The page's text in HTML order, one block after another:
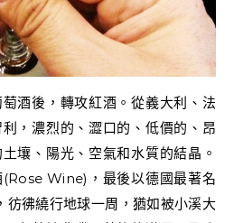
酒後，轉攻紅酒。從義大利、法
，濃烈的、澀口的、低價的、昂
壤、陽光、空氣和水質的結晶。
Wine)，最後以德國最著名
彿繞行地球一周，猶如被小溪大